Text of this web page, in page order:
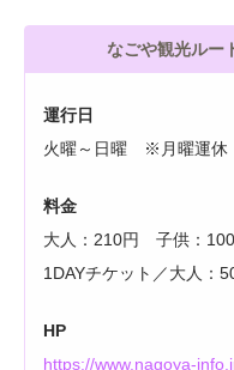
なごや観光ル
運行日
火曜～日曜 ※月曜運休
料金
大人：210円 子供：
1DAYチケット／大人：
HP
https://www.nagoya-